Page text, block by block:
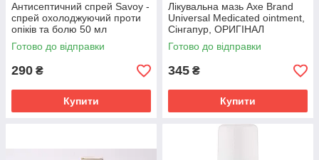
Антисептичний спрей Savoy -
спрей охолоджуючий проти
опіків та болю 50 мл
Готово до відправки
290 ₴
Купити
Лікувальна мазь Axe Brand
Universal Medicated ointment,
Сінгапур, ОРИГІНАЛ
Готово до відправки
345 ₴
Купити